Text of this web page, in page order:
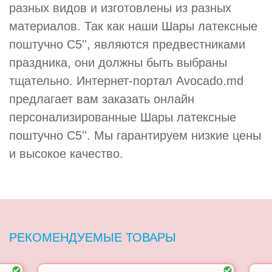
разных видов и изготовлены из разных
материалов. Так как наши Шары латексные
поштучно С5'', являются предвестниками
праздника, они должны быть выбраны
тщательно. Интернет-портал Avocado.md
предлагает вам заказать онлайн
персонализированные Шары латексные
поштучно С5''. Мы гарантируем низкие цены
и высокое качество.
РЕКОМЕНДУЕМЫЕ ТОВАРЫ